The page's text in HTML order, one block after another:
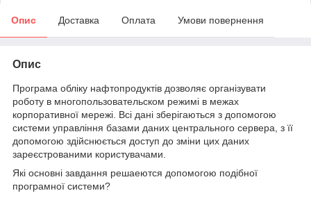
Опис Доставка Оплата Умови повернення
Опис
Програма обліку нафтопродуктів дозволяє організувати
роботу в многопользовательском режимі в межах
корпоративної мережі. Всі дані зберігаються з допомогою
системи управління базами даних центрального сервера, з її
допомогою здійснюється доступ до зміни цих даних
зареєстрованими користувачами.
Які основні завдання решаеются допомогою подібної
програмної системи?